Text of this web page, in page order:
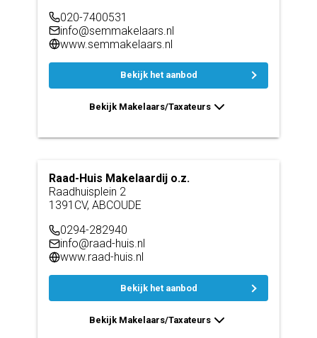
020-7400531
info@semmakelaars.nl
www.semmakelaars.nl
Bekijk het aanbod
Bekijk Makelaars/Taxateurs
Raad-Huis Makelaardij o.z.
Raadhuisplein 2
1391CV, ABCOUDE
0294-282940
info@raad-huis.nl
www.raad-huis.nl
Bekijk het aanbod
Bekijk Makelaars/Taxateurs